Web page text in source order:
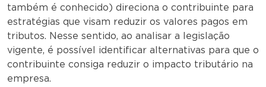
também é conhecido) direciona o contribuinte para
estratégias que visam reduzir os valores pagos em
tributos. Nesse sentido, ao analisar a legislação
vigente, é possível identificar alternativas para que o
contribuinte consiga reduzir o impacto tributário na
empresa.